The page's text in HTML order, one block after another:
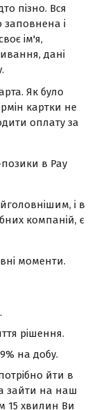
пізно. Вся
заповнена і
ім'я,
дані
Як було
картки не
оплату за
в Pay
і в
компаній, є
моменти.
рішення.
на добу.
йти в
зайти на наш
15 хвилин Ви